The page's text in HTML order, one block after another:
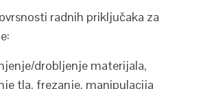
radnih priključaka za
drobljenje materijala,
tla, frezanje, manipulacija